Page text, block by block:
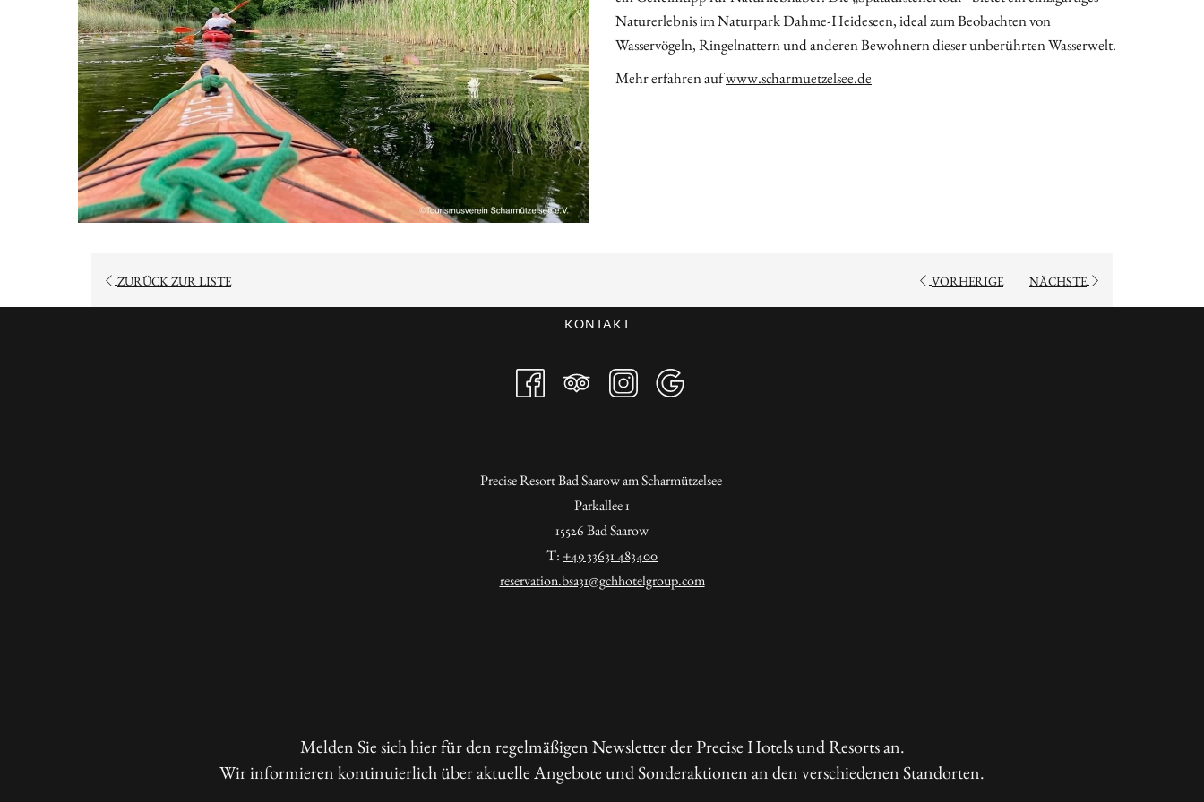
Naturerlebnis im Naturpark Dahme-Heideseen, ideal zum Beobachten von
Wasservögeln, Ringelnattern und anderen Bewohnern dieser unberührten Wasserwelt.
Mehr erfahren aufwww.scharmuetzelsee.de
ZURÜCK ZUR LISTEÖFFNET
VORHERIGE NÄCHSTE
KONTAKT
Precise Resort Bad Saarow am Scharmützelsee
Parkallee 1
15526 Bad Saarow
T: +49 33631 483400
reservation.bsa31@gchhotelgroup.com
Melden Sie sich hier für den regelmäßigen Newsletter der Precise Hotels und Resorts an.
Wir informieren kontinuierlich über aktuelle Angebote und Sonderaktionen an den verschiedenen Standorten.